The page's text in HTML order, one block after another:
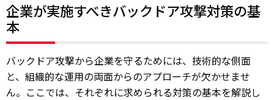
企業が実施すべきバックドア攻撃対策の基
本
バックドア攻撃から企業を守るためには、技術的な側面
と、組織的な運用の両面からのアプローチが欠かせませ
ん。ここでは、それぞれに求められる対策の基本を解説し